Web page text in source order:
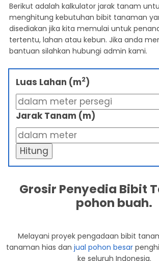
Berikut adalah kalkulator jarak tanam
menghitung kebutuhan bibit tanaman
disediakan jika kita memulai untuk
tertentu, lahan atau kebun. Jika anda
bantuan silahkan hubungi admin kami.
Luas Lahan (m2)
Jarak Tanam (m)
Hitung
Grosir Penyedia Bibit
pohon buah.
Melayani proyek pengadaan bibit
tanaman hias dan jual pohon besar
ke seluruh Indonesia.